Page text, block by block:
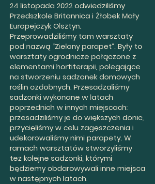
24 listopada 2022 odwiedziliśmy
Przedszkole Britannica i Żłobek Mały
Europejczyk Olsztyn.
Przeprowadziliśmy tam warsztaty
pod nazwą “Zielony parapet”. Były to
warsztaty ogrodnicze połączone z
elementami hortiterapii, polegające
na stworzeniu sadzonek domowych
roślin ozdobnych. Przesadzaliśmy
sadzonki wykonane w latach
poprzednich w innych miejscach:
przesadziliśmy je do większych donic,
przycięliśmy w celu zagęszczenia i
udekorowaliśmy nimi parapety. W
ramach warsztatów stworzyliśmy
też kolejne sadzonki, którymi
będziemy obdarowywali inne miejsca
w następnych latach.